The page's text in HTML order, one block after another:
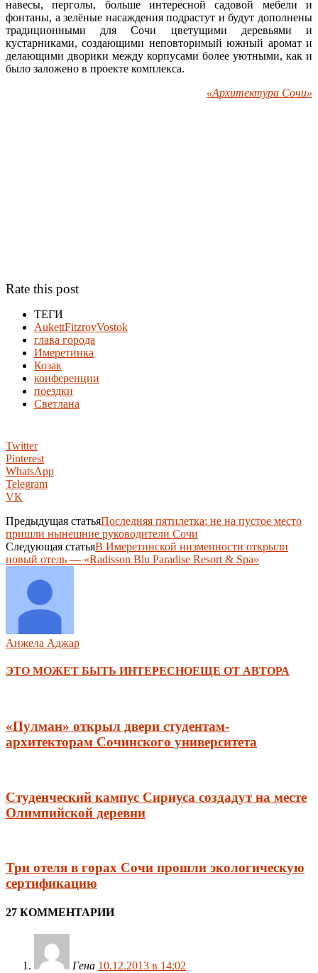
навесы, перголы, больше интересной садовой мебели и
фонтаны, а зелёные насаждения подрастут и будут дополнены
традиционными для Сочи цветущими деревьями и
кустарниками, создающими неповторимый южный аромат и
делающими дворики между корпусами более уютными, как и
было заложено в проекте комплекса.
«Архитектура Сочи»
Rate this post
ТЕГИ
AukettFitzroyVostok
глава города
Имеретинка
Козак
конференции
поездки
Светлана
Twitter
Pinterest
WhatsApp
Telegram
VK
Предыдущая статьяПоследняя пятилетка: не на пустое место
пришли нынешние руководители Сочи
Следующая статьяВ Имеретинской низменности открыли
новый отель — «Radisson Blu Paradise Resort & Spa»
Анжела Аджар
ЭТО МОЖЕТ БЫТЬ ИНТЕРЕСНОЕЩЕ ОТ АВТОРА
«Пулман» открыл двери студентам-
архитекторам Сочинского университета
Студенческий кампус Сириуса создадут на месте
Олимпийской деревни
Три отеля в горах Сочи прошли экологическую
сертификацию
27 КОММЕНТАРИИ
Гена 10.12.2013 в 14:02